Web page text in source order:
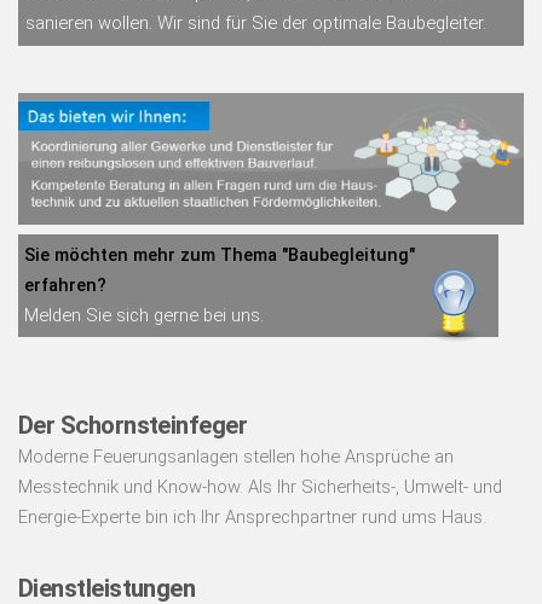
sanieren wollen. Wir sind für Sie der optimale Baubegleiter.
Sie möchten mehr zum Thema "Baubegleitung"
erfahren?
Melden Sie sich gerne bei uns.
Der Schornsteinfeger
Moderne Feuerungsanlagen stellen hohe Ansprüche an
Messtechnik und Know-how. Als Ihr Sicherheits-, Umwelt- und
Energie-Experte bin ich Ihr Ansprechpartner rund ums Haus.
Dienstleistungen